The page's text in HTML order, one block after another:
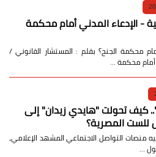
- الإدعاء المدني أمام محكمة
محكمة الجنح؟ بقلم : المستشار القانوني /
محكمة …
كيف تحولت "هايدي زيدان" إلى
المصرية؟
التواصل الاجتماعي المشهد الإعلامي،
…